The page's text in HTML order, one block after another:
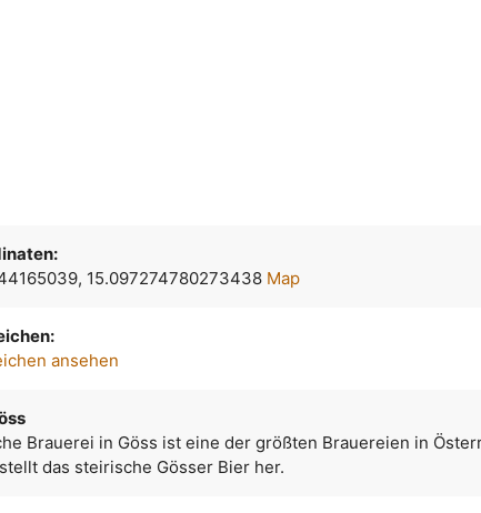
15.097274780273438 Map
ansehen
Brauerei in Göss ist eine der größten Brauereien in
das steirische Gösser Bier her.